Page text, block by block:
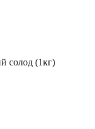
солод (1кг)